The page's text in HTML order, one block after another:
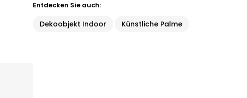
Entdecken Sie auch:
Dekoobjekt Indoor Künstliche Palme